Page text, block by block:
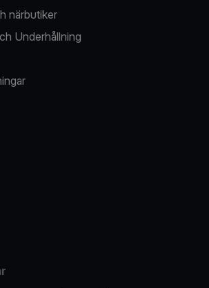
närbutiker
Underhållning